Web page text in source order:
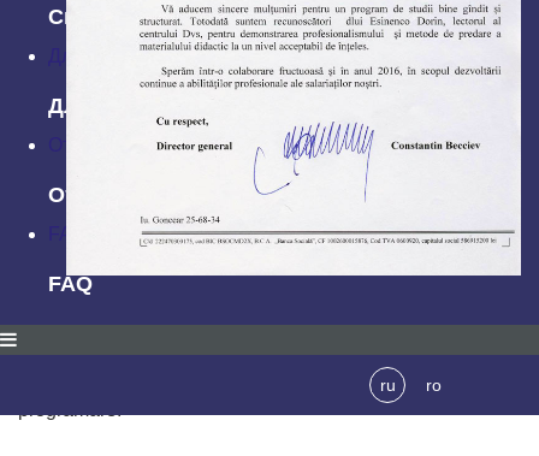
Скидки и акции
Для компаний
Для компаний
Отзывы
FAQ
ru ro
cursurile de perfecționare în următoarele limbaje de